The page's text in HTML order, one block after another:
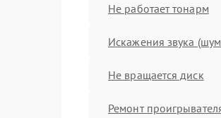
Не работает тонарм
Искажения звука
Не вращается диск
Ремонт